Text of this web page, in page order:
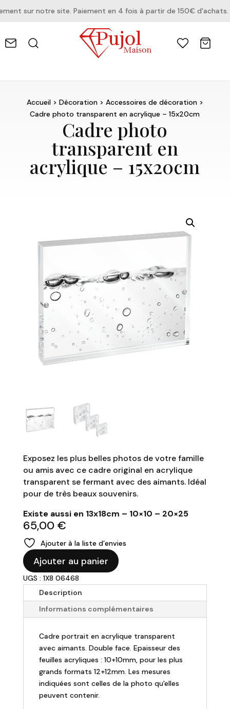
sur notre site. Paiement en 4 fois à partir de 150€ d'achats.
Accueil> Décoration> Accessoires de décoration>
Cadre photo transparent en acrylique – 15x20cm
Cadre photo
transparent en
acrylique – 15x20cm
Exposez les plus belles photos de votre famille
ou amis avec ce cadre original en acrylique
transparent se fermant avec des aimants. Idéal
pour de très beaux souvenirs.
Existe aussi en 13x18cm – 10×10 – 20×25
65,00 €
Ajouter à la liste d’envies
quantité
de
Cadre
photo
transparent
15x20cm
Ajouter au panier
UGS : 1X8 06468
Description
Informations complémentaires
Cadre portrait en acrylique transparent
avec aimants. Double face. Epaisseur des
feuilles acryliques : 10+10mm, pour les plus
grands formats 12+12mm. Les mesures
indiquées sont celles de la photo qu'elles
peuvent contenir.